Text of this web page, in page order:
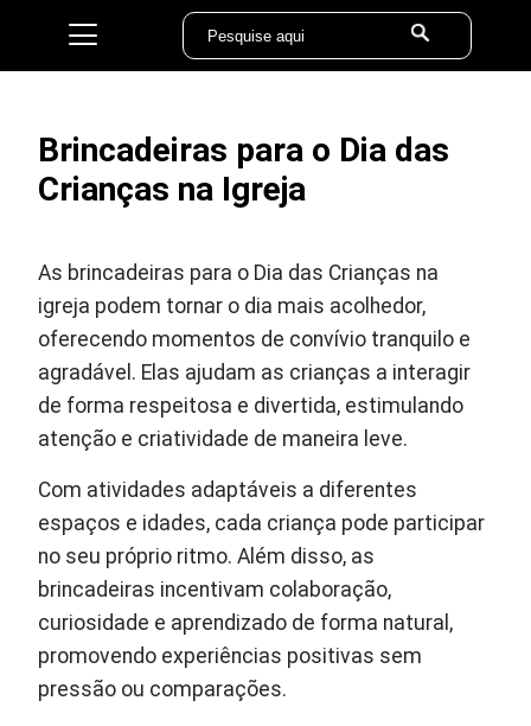
Brincadeiras para o Dia das
Crianças na Igreja
As brincadeiras para o Dia das Crianças na
igreja podem tornar o dia mais acolhedor,
oferecendo momentos de convívio tranquilo e
agradável. Elas ajudam as crianças a interagir
de forma respeitosa e divertida, estimulando
atenção e criatividade de maneira leve.
Com atividades adaptáveis a diferentes
espaços e idades, cada criança pode participar
no seu próprio ritmo. Além disso, as
brincadeiras incentivam colaboração,
curiosidade e aprendizado de forma natural,
promovendo experiências positivas sem
pressão ou comparações.